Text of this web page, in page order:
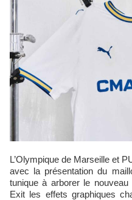
L’Olympique de Marseille et PUMA ouvrent un nouveau chapitre
avec la présentation du
tunique à arborer le
Exit les effets graphiques